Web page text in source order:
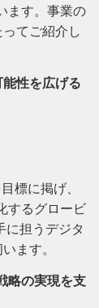
ます。事業の
てご紹介し
性を広げる
標に掲げ、
するグロービ
に担うデジタ
ます。
略の実現を支